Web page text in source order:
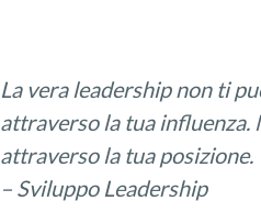
La vera leadership non ti
attraverso la tua influenza.
attraverso la tua posizione.
– Sviluppo Leadership